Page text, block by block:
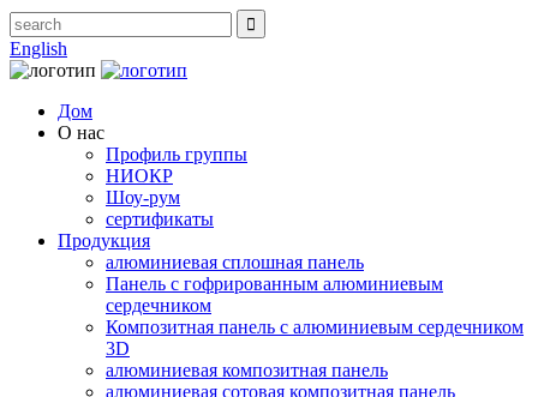
English
Дом
О нас
Профиль группы
НИОКР
Шоу-рум
сертификаты
Продукция
алюминиевая сплошная панель
Панель с гофрированным алюминиевым
сердечником
Композитная панель с алюминиевым сердечником
3D
алюминиевая композитная панель
алюминиевая сотовая композитная панель